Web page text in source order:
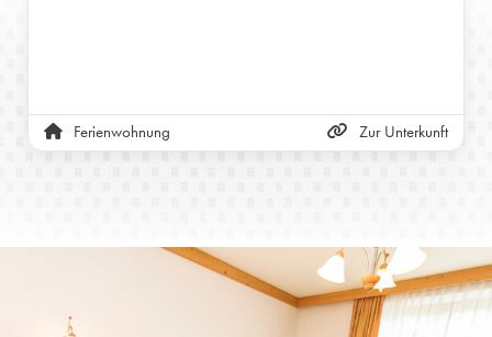
Ferienwohnung Zur Unterkunft